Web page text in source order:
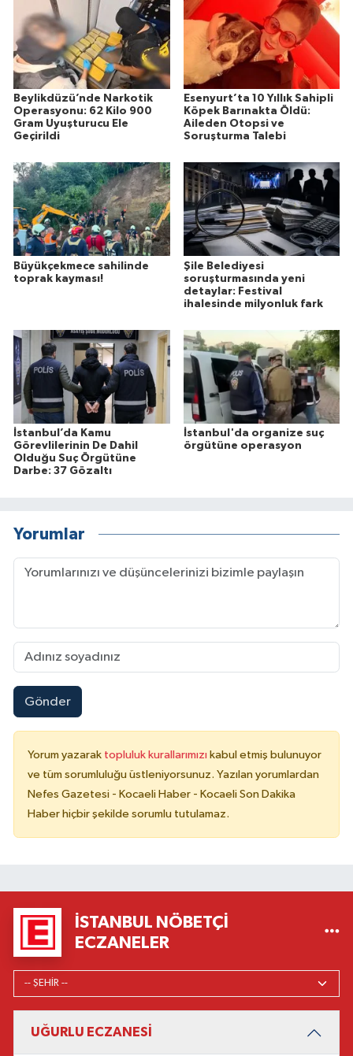
Beylikdüzü’nde Narkotik
Operasyonu: 62 Kilo 900
Gram Uyuşturucu Ele
Geçirildi
Esenyurt’ta 10 Yıllık Sahipli
Köpek Barınakta Öldü:
Aileden Otopsi ve
Soruşturma Talebi
Büyükçekmece sahilinde
toprak kayması!
Şile Belediyesi
soruşturmasında yeni
detaylar: Festival
ihalesinde milyonluk fark
İstanbul’da Kamu
Görevlilerinin De Dahil
Olduğu Suç Örgütüne
Darbe: 37 Gözaltı
İstanbul'da organize suç
örgütüne operasyon
Yorumlar
Gönder
Yorum yazarak topluluk kurallarımızı kabul etmiş bulunuyor
ve tüm sorumluluğu üstleniyorsunuz. Yazılan yorumlardan
Nefes Gazetesi - Kocaeli Haber - Kocaeli Son Dakika
Haber hiçbir şekilde sorumlu tutulamaz.
İSTANBUL NÖBETÇI
ECZANELER
UĞURLU ECZANESİ